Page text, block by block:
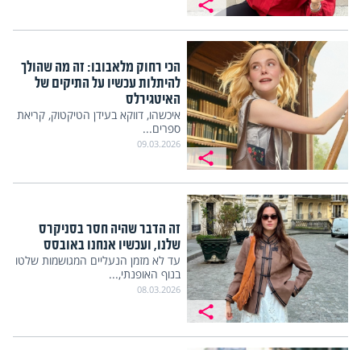
הכי רחוק מלאבובו: זה מה שהולך
להיתלות עכשיו על התיקים של
האיטגירלס
איכשהו, דווקא בעידן הטיקטוק, קריאת
ספרים...
09.03.2026
זה הדבר שהיה חסר בסניקרס
שלנו, ועכשיו אנחנו באובסס
עד לא מזמן הנעליים המגושמות שלטו
בנוף האופנתי,...
08.03.2026